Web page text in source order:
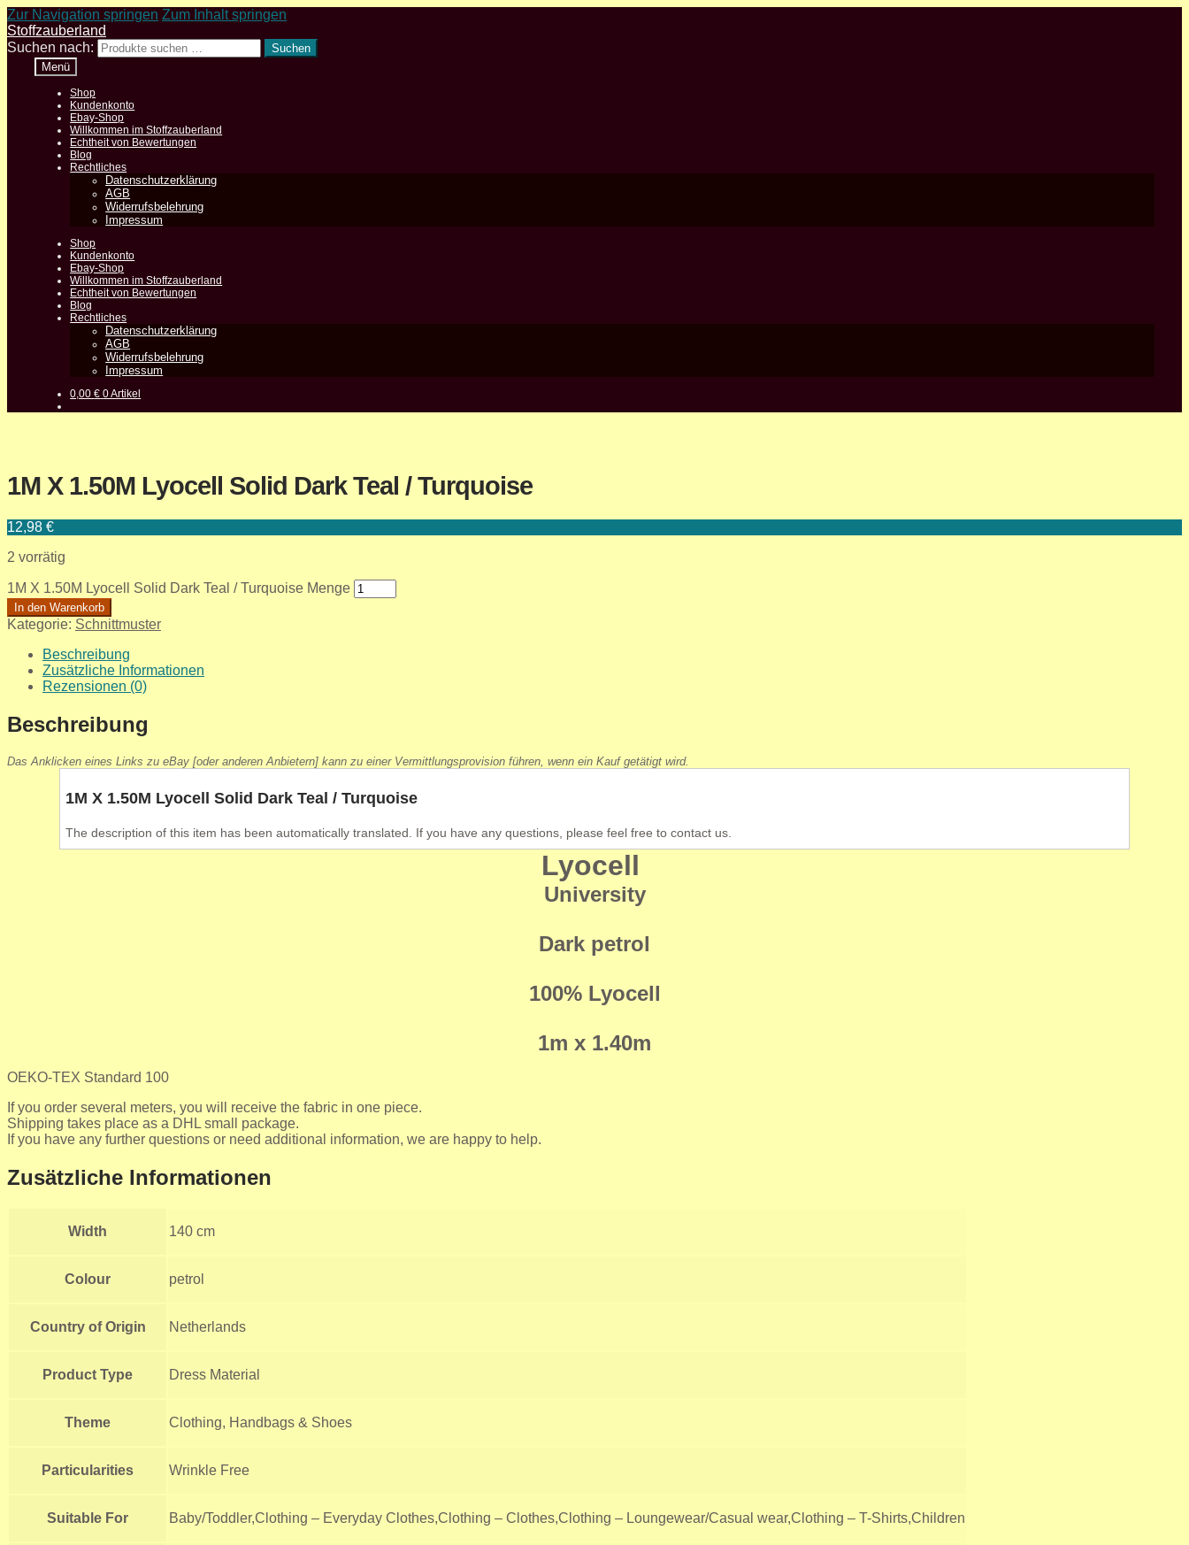
Zur Navigation springen Zum Inhalt springen
Stoffzauberland
Suchen nach:
Suchen
Menü
Shop
Kundenkonto
Ebay-Shop
Willkommen im Stoffzauberland
Echtheit von Bewertungen
Blog
Rechtliches
Datenschutzerklärung
AGB
Widerrufsbelehrung
Impressum
Shop
Kundenkonto
Ebay-Shop
Willkommen im Stoffzauberland
Echtheit von Bewertungen
Blog
Rechtliches
Datenschutzerklärung
AGB
Widerrufsbelehrung
Impressum
0,00€ 0 Artikel
1M X 1.50M Lyocell Solid Dark Teal / Turquoise
12,98 €
2 vorrätig
1M X 1.50M Lyocell Solid Dark Teal / Turquoise Menge
In den Warenkorb
Kategorie: Schnittmuster
Beschreibung
Zusätzliche Informationen
Rezensionen (0)
Beschreibung
Das Anklicken eines Links zu eBay [oder anderen Anbietern] kann zu einer Vermittlungsprovision führen, wenn ein Kauf getätigt wird.
1M X 1.50M Lyocell Solid Dark Teal / Turquoise
The description of this item has been automatically translated. If you have any questions, please feel free to contact us.
Lyocell
University
Dark petrol
100% Lyocell
1m x 1.40m
OEKO-TEX Standard 100
If you order several meters, you will receive the fabric in one piece.
Shipping takes place as a DHL small package.
If you have any further questions or need additional information, we are happy to help.
Zusätzliche Informationen
Width 140 cm
Colour petrol
Country of Origin Netherlands
Product Type Dress Material
Theme Clothing, Handbags & Shoes
Particularities Wrinkle Free
Suitable For Baby/Toddler,Clothing – Everyday Clothes,Clothing – Clothes,Clothing – Loungewear/Casual wear,Clothing – T-Shirts,Children